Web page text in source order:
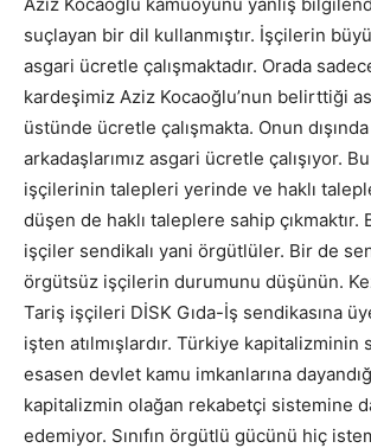
suçlayan bir dil kullanmıştır. İşçilerin
asgari ücretle çalışmaktadır. Orada
kardeşimiz Aziz Kocaoğlu’nun belirttiği
üstünde ücretle çalışmakta. Onun
arkadaşlarımız asgari ücretle çalışıyor.
işçilerinin talepleri yerinde ve haklı
düşen de haklı taleplere sahip
işçiler sendikalı yani örgütlüler. Bir de
örgütsüz işçilerin durumunu düşünün.
Tariş işçileri DİSK Gıda-İş sendikasına
işten atılmışlardır. Türkiye kapitalizminin
esasen devlet kamu imkanlarına
kapitalizmin olağan rekabetçi sistemine
edemiyor. Sınıfın örgütlü gücünü hiç